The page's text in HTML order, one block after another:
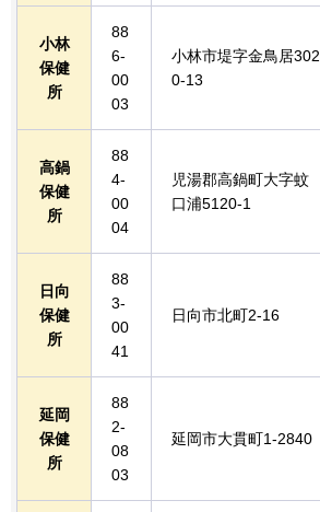
小林
保健
所
88
6-
00
03
小林市堤字金鳥居302
0-13
高鍋
保健
所
88
4-
00
04
児湯郡高鍋町大字蚊
口浦5120-1
日向
保健
所
88
3-
00
41
日向市北町2-16
延岡
保健
所
88
2-
08
03
延岡市大貫町1-2840